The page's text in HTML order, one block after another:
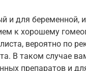
и для беременной,
к хорошему
вероятно по
В таком случае
препаратов и